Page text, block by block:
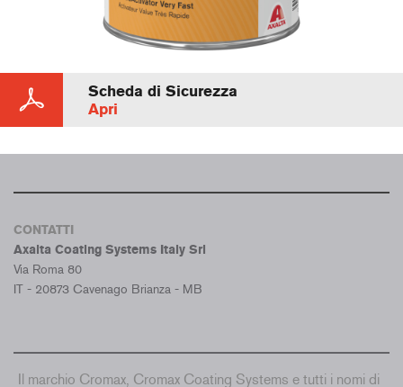
Scheda di Sicurezza
Apri
CONTATTI
Axalta Coating Systems Italy Srl
Via Roma 80
IT - 20873 Cavenago Brianza - MB
Il marchio Cromax, Cromax Coating Systems e tutti i nomi di